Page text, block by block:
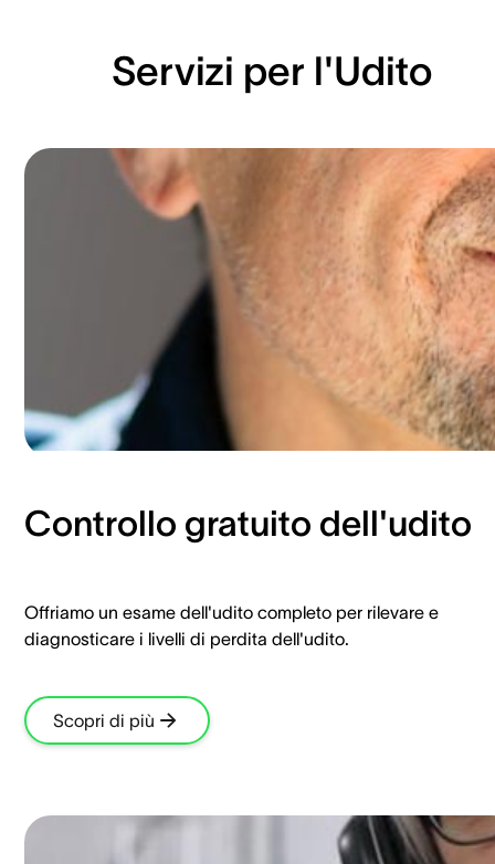
Servizi per l'Udito
Controllo gratuito dell'udito
Offriamo un esame dell'udito completo per rilevare e
diagnosticare i livelli di perdita dell'udito.
Scopri di più